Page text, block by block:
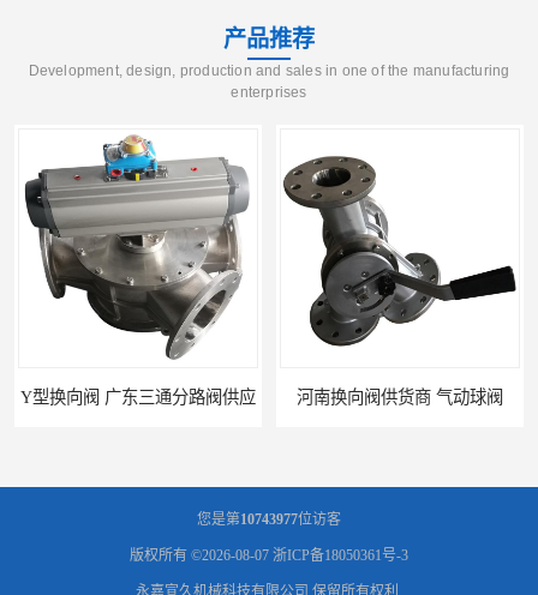
产品推荐
Development, design, production and sales in one of the manufacturing
enterprises
Y型换向阀 广东三通分路阀供应 河南换向阀供货商 气动球阀
您是第10743977位访客
版权所有 ©2026-08-07 浙ICP备18050361号-3
永嘉宣久机械科技有限公司 保留所有权利.